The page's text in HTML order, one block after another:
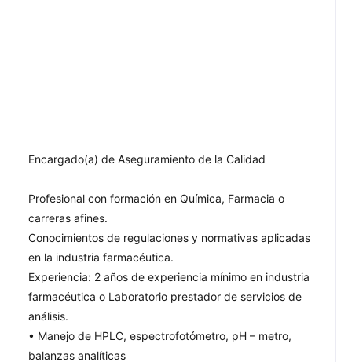
Encargado(a) de Aseguramiento de la Calidad
Profesional con formación en Química, Farmacia o
carreras afines.
Conocimientos de regulaciones y normativas aplicadas
en la industria farmacéutica.
Experiencia: 2 años de experiencia mínimo en industria
farmacéutica o Laboratorio prestador de servicios de
análisis.
• Manejo de HPLC, espectrofotómetro, pH – metro,
balanzas analíticas